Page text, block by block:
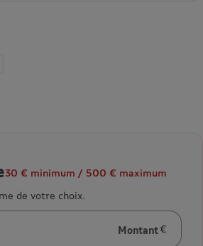
30 € minimum / 500 € maximum
de votre choix.